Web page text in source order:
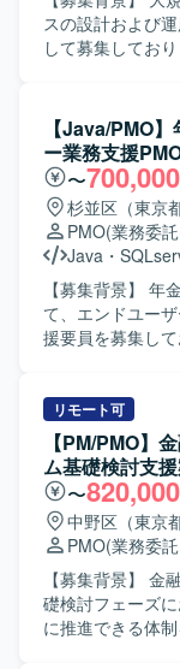
ちではなく、リ
イプの方を歓迎
力】 社内システ
業務効率化や事
から関わること
働しながら、要
で、ビジネス理
方を高められる環境です。 【開発環
びスマートフォ
クト環境となり
スの設計および
して募集しております。 【作業内容】
問題管理、変更
ログ管理などの
ワークフロー整
また、運用テス
ぎとしてトレー
きます。作業は2
【求める人物像
つ、関係者と円
プロセスを整理
メント作成を丁
ムへの引継ぎま
め、プロセス設
きます。インフ
ロジェクトにお
に携わることができます。 【開発環境
心としたインフ
援、PC、ネット
に関連する環境
【Java/PMO
ー業務支援
〜700,000
杉並区（東京都
PMO(業務委
Java ・
【募集背景】 年
て、エンドユー
援要員を募集しております。 【作業
率化の提案を行
営における進捗
客様および開発
実施していただ
る各種報告資料
だきます。 なお
なるため、ご自
は発生いたしません。 【求める人物像】 関
コミュニケーシ
改善提案ができ
リモート可
【PM/PMO】
ム基礎検討支
〜820,000
中野区（東京都
PMO(業務委
【募集背景】 金
礎検討フェーズ
に推進できる体制